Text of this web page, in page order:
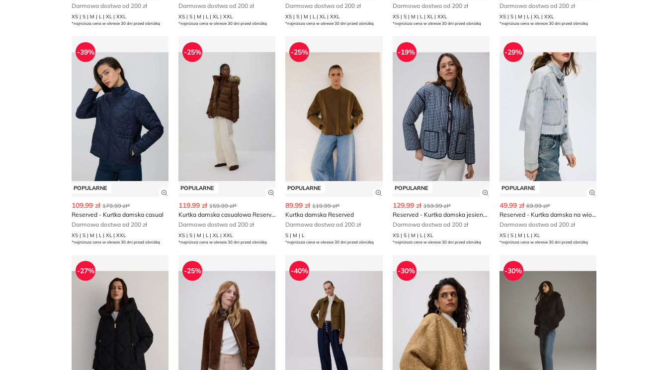
Darmowa dostwa od 200 zł
XS | S | M | L | XL | XXL
*najniższa cena w okresie 30 dni przed obniżką
Darmowa dostwa od 200 zł
XS | S | M | L | XL | XXL
*najniższa cena w okresie 30 dni przed obniżką
Darmowa dostwa od 200 zł
XS | S | M | L | XL | XXL
*najniższa cena w okresie 30 dni przed obniżką
Darmowa dostwa od 200 zł
XS | S | M | L | XL | XXL
*najniższa cena w okresie 30 dni przed obniżką
Darmowa dostwa od 200 zł
XS | S | M | L | XL | XXL
*najniższa cena w okresie 30 dni przed obniżką
Reserved - Kurtka damska casual
POPULARNE
-39%
Zobacz szczegóły produktu
109.99 zł 179.99 zł*
Reserved - Kurtka damska casual
Darmowa dostwa od 200 zł
XS | S | M | L | XL | XXL
*najniższa cena w okresie 30 dni przed obniżką
Kurtka damska casualowa Reserved
POPULARNE
-25%
Zobacz szczegóły produktu
119.99 zł 159.99 zł*
Kurtka damska casualowa Reserved
Darmowa dostwa od 200 zł
XS | S | M | L | XL | XXL
*najniższa cena w okresie 30 dni przed obniżką
Kurtka damska Reserved
POPULARNE
-25%
Zobacz szczegóły produktu
89.99 zł 119.99 zł*
Kurtka damska Reserved
Darmowa dostwa od 200 zł
S | M | L
*najniższa cena w okresie 30 dni przed obniżką
Reserved - Kurtka damska jesienna
POPULARNE
-19%
Zobacz szczegóły produktu
129.99 zł 159.99 zł*
Reserved - Kurtka damska jesienna
Darmowa dostwa od 200 zł
XS | S | M | L | XL
*najniższa cena w okresie 30 dni przed obniżką
Reserved - Kurtka damska na wiosnę
POPULARNE
-29%
Zobacz szczegóły
49.99 zł 69.99 zł*
Reserved - Kurtka damska na wiosnę
Darmowa dostwa od 200 zł
XS | S | M | L | XL
*najniższa cena w okresie 30 dni przed obniżką
Kurtka damska Reserved
-27%
Kurtka damska jesienna Reserved
-25%
Kurtka damska na jesień Reserved
-40%
Reserved - Kurtka damska jesienna
-30%
Kurtka damska Reserved
-30%